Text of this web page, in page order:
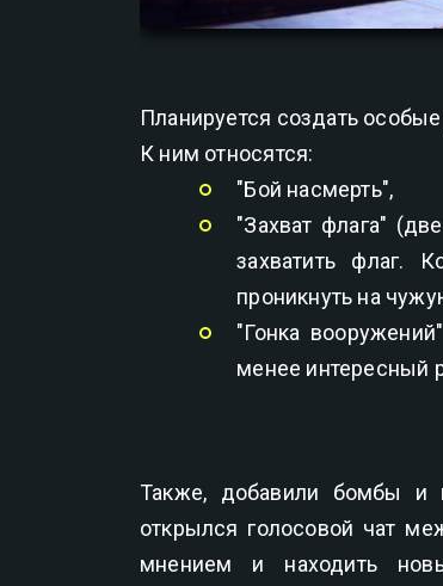
Планируется создать
К ним относятся:
"Бой насмерть",
"Захват флага"
захватить флаг.
проникнуть на
"Гонка
менее интересный
Также, добавили бомбы и
открылся голосовой чат
мнением и находить